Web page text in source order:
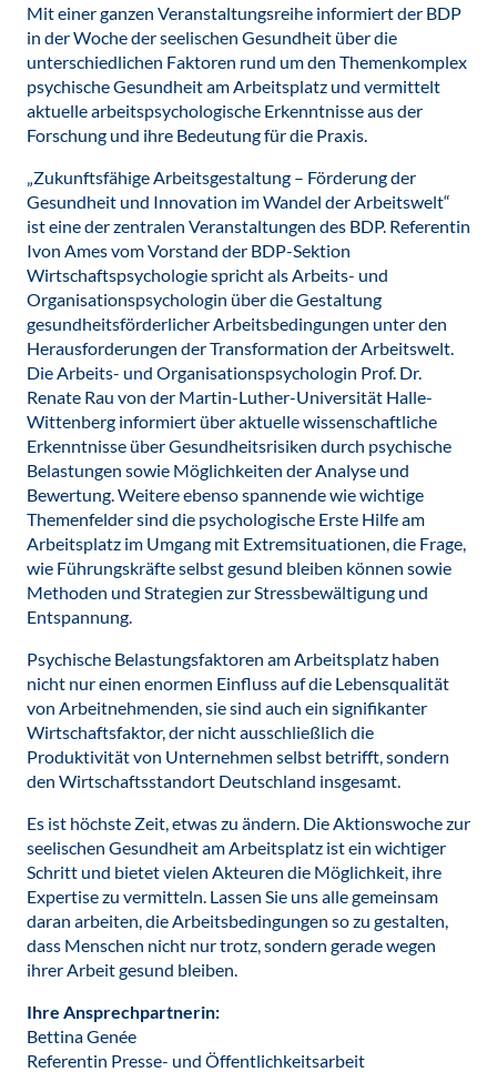
Mit einer ganzen Veranstaltungsreihe informiert der BDP
in der Woche der seelischen Gesundheit über die
unterschiedlichen Faktoren rund um den Themenkomplex
psychische Gesundheit am Arbeitsplatz und vermittelt
aktuelle arbeitspsychologische Erkenntnisse aus der
Forschung und ihre Bedeutung für die Praxis.
„Zukunftsfähige Arbeitsgestaltung – Förderung der
Gesundheit und Innovation im Wandel der Arbeitswelt“
ist eine der zentralen Veranstaltungen des BDP. Referentin
Ivon Ames vom Vorstand der BDP-Sektion
Wirtschaftspsychologie spricht als Arbeits- und
Organisationspsychologin über die Gestaltung
gesundheitsförderlicher Arbeitsbedingungen unter den
Herausforderungen der Transformation der Arbeitswelt.
Die Arbeits- und Organisationspsychologin Prof. Dr.
Renate Rau von der Martin-Luther-Universität Halle-
Wittenberg informiert über aktuelle wissenschaftliche
Erkenntnisse über Gesundheitsrisiken durch psychische
Belastungen sowie Möglichkeiten der Analyse und
Bewertung. Weitere ebenso spannende wie wichtige
Themenfelder sind die psychologische Erste Hilfe am
Arbeitsplatz im Umgang mit Extremsituationen, die Frage,
wie Führungskräfte selbst gesund bleiben können sowie
Methoden und Strategien zur Stressbewältigung und
Entspannung.
Psychische Belastungsfaktoren am Arbeitsplatz haben
nicht nur einen enormen Einfluss auf die Lebensqualität
von Arbeitnehmenden, sie sind auch ein signifikanter
Wirtschaftsfaktor, der nicht ausschließlich die
Produktivität von Unternehmen selbst betrifft, sondern
den Wirtschaftsstandort Deutschland insgesamt.
Es ist höchste Zeit, etwas zu ändern. Die Aktionswoche zur
seelischen Gesundheit am Arbeitsplatz ist ein wichtiger
Schritt und bietet vielen Akteuren die Möglichkeit, ihre
Expertise zu vermitteln. Lassen Sie uns alle gemeinsam
daran arbeiten, die Arbeitsbedingungen so zu gestalten,
dass Menschen nicht nur trotz, sondern gerade wegen
ihrer Arbeit gesund bleiben.
Ihre Ansprechpartnerin:
Bettina Genée
Referentin Presse- und Öffentlichkeitsarbeit